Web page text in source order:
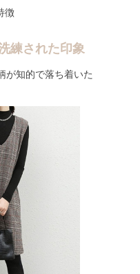
徴
練された印象
が知的で落ち着いた